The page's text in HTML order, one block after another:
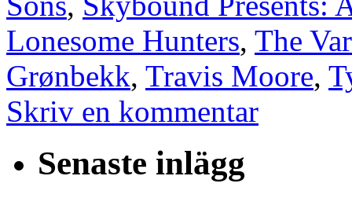
Lonesome Hunters, The
Grønbekk, Travis Moore,
Skriv en kommentar
Senaste inlägg